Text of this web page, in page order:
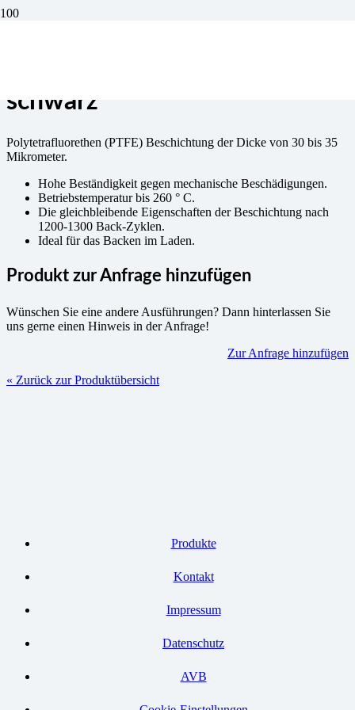
schwarz
Polytetrafluorethen (PTFE) Beschichtung der Dicke von 30 bis 35
Mikrometer.
Hohe Beständigkeit gegen mechanische Beschädigungen.
Betriebstemperatur bis 260 ° C.
Die gleichbleibende Eigenschaften der Beschichtung nach
1200-1300 Back-Zyklen.
Ideal für das Backen im Laden.
Produkt zur Anfrage hinzufügen
Wünschen Sie eine andere Ausführungen? Dann hinterlassen Sie
uns gerne einen Hinweis in der Anfrage!
Zur Anfrage hinzufügen
« Zurück zur Produktübersicht
Produkte
Kontakt
Impressum
Datenschutz
AVB